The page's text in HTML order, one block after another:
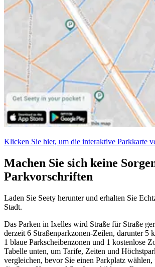
Klicken Sie hier, um die interaktive Parkkarte
Machen Sie sich keine
Parkvorschriften
Laden Sie Seety herunter und erhalten Sie
Stadt.
Das Parken in Ixelles wird Straße für Straße
derzeit 6 Straßenparkzonen-Zeilen, darunter 5
1 blaue Parkscheibenzonen und 1 kostenlose
Tabelle unten, um Tarife, Zeiten und
vergleichen, bevor Sie einen Parkplatz